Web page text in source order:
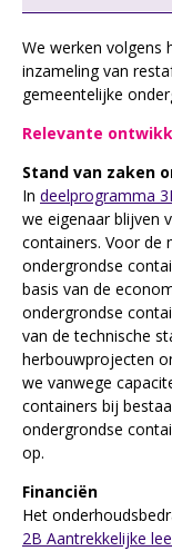
We werken volgens
inzameling van
gemeentelijke
Relevante
Stand van zaken
In deelprogramma
we eigenaar blijven
containers. Voor de
ondergrondse
basis van de
ondergrondse
van de technische
herbouwprojecten
we vanwege
containers bij
ondergrondse
op.
Financiën
Het
2B Aantrekkelijke